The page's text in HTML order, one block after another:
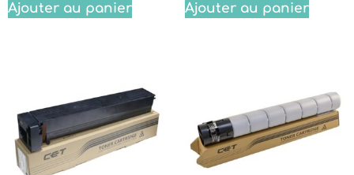
Ajouter au panier Ajouter au panier